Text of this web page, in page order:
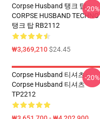
Corpse Husband 탱크 탑 -
CORPSE HUSBAND TECHNO
탱크 탑 RB2112
₩3,369,210$24.45
-20%
Corpse Husband 티셔츠 -
Corpse Husband 티셔츠
TP2212
-20%